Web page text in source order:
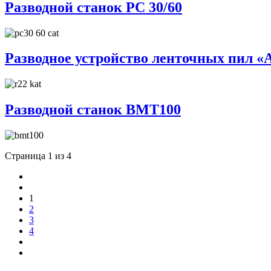
Разводной станок РС 30/60
Разводное устройство ленточных пил
Разводной станок BMT100
Страница 1 из 4
1
2
3
4